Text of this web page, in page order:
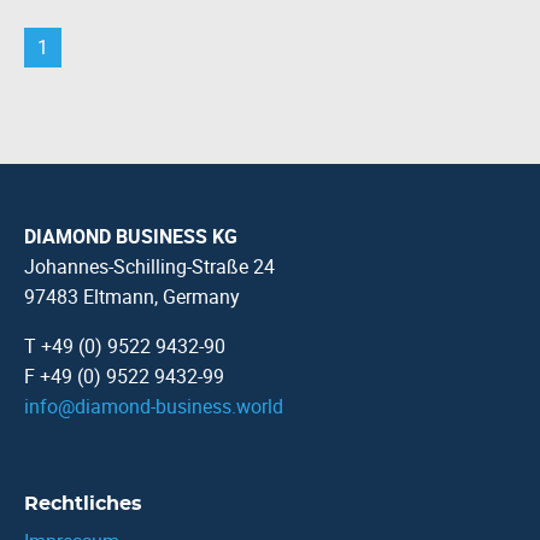
1
DIAMOND BUSINESS KG
Johannes-Schilling-Straße 24
97483 Eltmann, Germany
T +49 (0) 9522 9432-90
F +49 (0) 9522 9432-99
info@diamond-business.world
Rechtliches